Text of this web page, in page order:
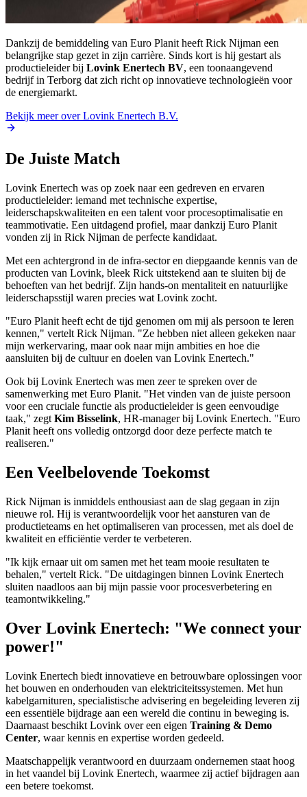
Dankzij de bemiddeling van Euro Planit heeft Rick Nijman een
belangrijke stap gezet in zijn carrière. Sinds kort is hij gestart als
productieleider bij Lovink Enertech BV, een toonaangevend
bedrijf in Terborg dat zich richt op innovatieve technologieën voor
de energiemarkt.
Bekijk meer over Lovink Enertech B.V.
De Juiste Match
Lovink Enertech was op zoek naar een gedreven en ervaren
productieleider: iemand met technische expertise,
leiderschapskwaliteiten en een talent voor procesoptimalisatie en
teammotivatie. Een uitdagend profiel, maar dankzij Euro Planit
vonden zij in Rick Nijman de perfecte kandidaat.
Met een achtergrond in de infra-sector en diepgaande kennis van de
producten van Lovink, bleek Rick uitstekend aan te sluiten bij de
behoeften van het bedrijf. Zijn hands-on mentaliteit en natuurlijke
leiderschapsstijl waren precies wat Lovink zocht.
"Euro Planit heeft echt de tijd genomen om mij als persoon te leren
kennen," vertelt Rick Nijman. "Ze hebben niet alleen gekeken naar
mijn werkervaring, maar ook naar mijn ambities en hoe die
aansluiten bij de cultuur en doelen van Lovink Enertech."
Ook bij Lovink Enertech was men zeer te spreken over de
samenwerking met Euro Planit. "Het vinden van de juiste persoon
voor een cruciale functie als productieleider is geen eenvoudige
taak," zegt Kim Bisselink, HR-manager bij Lovink Enertech. "Euro
Planit heeft ons volledig ontzorgd door deze perfecte match te
realiseren."
Een Veelbelovende Toekomst
Rick Nijman is inmiddels enthousiast aan de slag gegaan in zijn
nieuwe rol. Hij is verantwoordelijk voor het aansturen van de
productieteams en het optimaliseren van processen, met als doel de
kwaliteit en efficiëntie verder te verbeteren.
"Ik kijk ernaar uit om samen met het team mooie resultaten te
behalen," vertelt Rick. "De uitdagingen binnen Lovink Enertech
sluiten naadloos aan bij mijn passie voor procesverbetering en
teamontwikkeling."
Over Lovink Enertech: "We connect your
power!"
Lovink Enertech biedt innovatieve en betrouwbare oplossingen voor
het bouwen en onderhouden van elektriciteitssystemen. Met hun
kabelgarnituren, specialistische advisering en begeleiding leveren zij
een essentiële bijdrage aan een wereld die continu in beweging is.
Daarnaast beschikt Lovink over een eigen Training & Demo
Center, waar kennis en expertise worden gedeeld.
Maatschappelijk verantwoord en duurzaam ondernemen staat hoog
in het vaandel bij Lovink Enertech, waarmee zij actief bijdragen aan
een betere toekomst.